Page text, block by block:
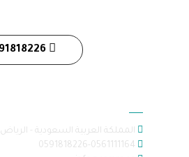
0591818226
المملكة العربية السعودية - الرياض